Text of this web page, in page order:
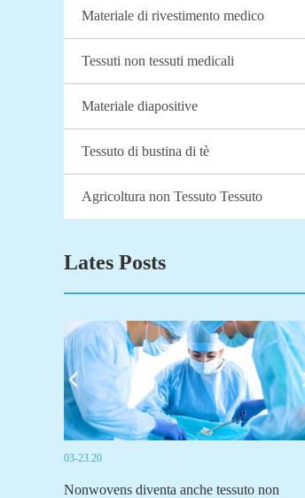
Materiale di rivestimento medico
Tessuti non tessuti medicali
Materiale diapositive
Tessuto di bustina di tè
Agricoltura non Tessuto Tessuto
Lates Posts
03-23.20
Nonwovens diventa anche tessuto non